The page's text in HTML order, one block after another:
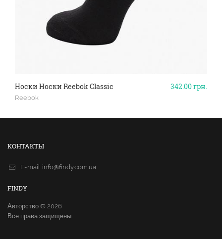
342.00грн.
Носки Носки Reebok Classic
Reebok
КОНТАКТЫ
E-mail. info@findy.com.ua
FINDY
Авторство © 2026
Все права защищены.